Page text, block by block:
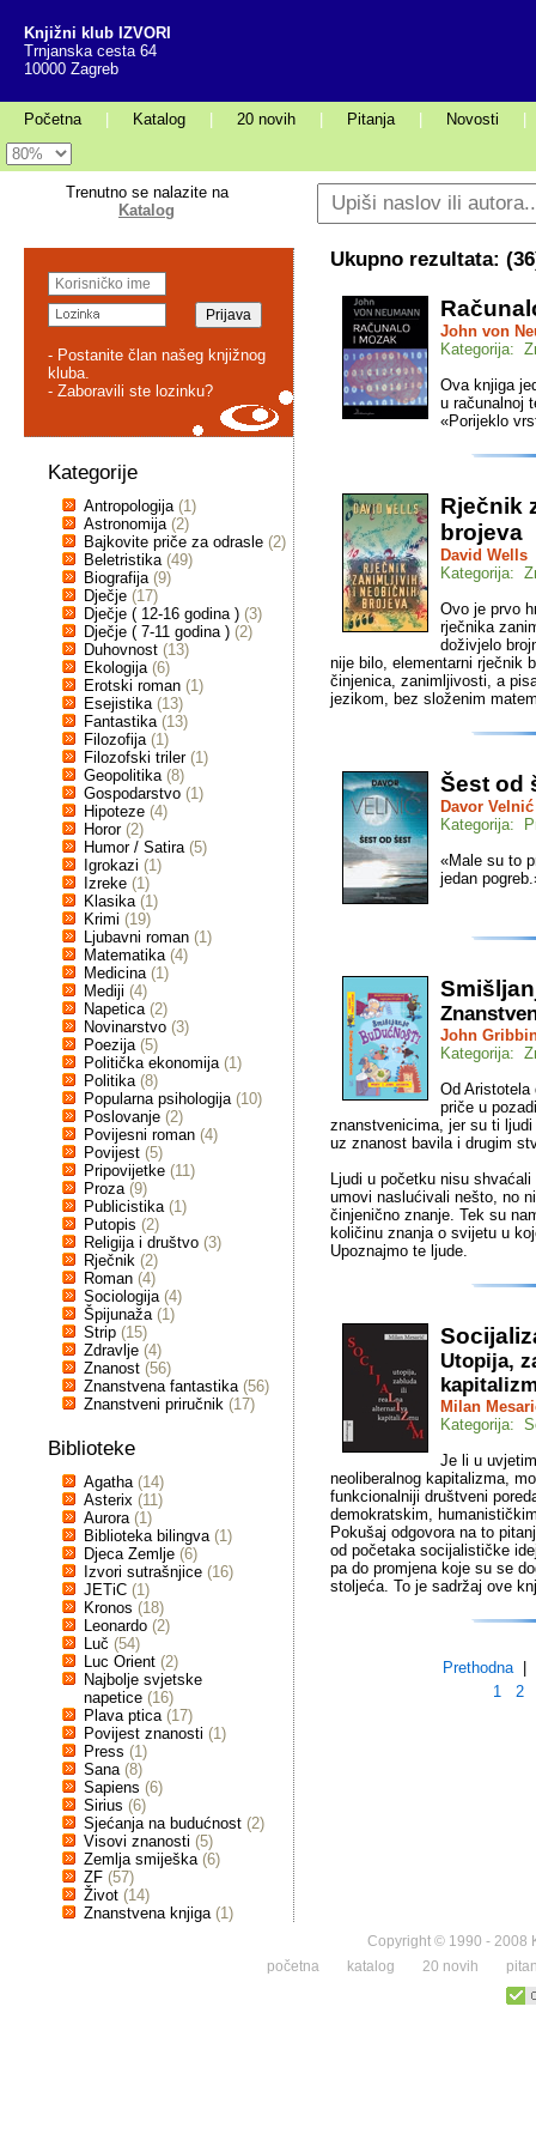
Knjižni klub IZVORI
Trnjanska cesta 64
10000 Zagreb
Početna Katalog 20 novih Pitanja Novosti
Trenutno se nalazite na
Katalog
- Postanite član našeg knjižnog
kluba.
- Zaboravili ste lozinku?
Kategorije
Antropologija (1)
Astronomija (2)
Bajkovite priče za odrasle (2)
Beletristika (49)
Biografija (9)
Dječje (17)
Dječje ( 12-16 godina ) (3)
Dječje ( 7-11 godina ) (2)
Duhovnost (13)
Ekologija (6)
Erotski roman (1)
Esejistika (13)
Fantastika (13)
Filozofija (1)
Filozofski triler (1)
Geopolitika (8)
Gospodarstvo (1)
Hipoteze (4)
Horor (2)
Humor / Satira (5)
Igrokazi (1)
Izreke (1)
Klasika (1)
Krimi (19)
Ljubavni roman (1)
Matematika (4)
Medicina (1)
Mediji (4)
Napetica (2)
Novinarstvo (3)
Poezija (5)
Politička ekonomija (1)
Politika (8)
Popularna psihologija (10)
Poslovanje (2)
Povijesni roman (4)
Povijest (5)
Pripovijetke (11)
Proza (9)
Publicistika (1)
Putopis (2)
Religija i društvo (3)
Rječnik (2)
Roman (4)
Sociologija (4)
Špijunaža (1)
Strip (15)
Zdravlje (4)
Znanost (56)
Znanstvena fantastika (56)
Znanstveni priručnik (17)
Biblioteke
Agatha (14)
Asterix (11)
Aurora (1)
Biblioteka bilingva (1)
Djeca Zemlje (6)
Izvori sutrašnjice (16)
JETiC (1)
Kronos (18)
Leonardo (2)
Luč (54)
Luc Orient (2)
Najbolje svjetske
napetice (16)
Plava ptica (17)
Povijest znanosti (1)
Press (1)
Sana (8)
Sapiens (6)
Sirius (6)
Sjećanja na budućnost (2)
Visovi znanosti (5)
Zemlja smiješka (6)
ZF (57)
Život (14)
Znanstvena knjiga (1)
Ukupno rezultata: (36
John von
Kategorija:
Ova knjiga
u računalnoj
«Porijeklo
Rječnik
brojeva
David Wells
Kategorija:
Ovo je prvo
rječnika
doživjelo
nije bilo, elementarni rječnik
činjenica, zanimljivosti, a
jezikom, bez složenim
Šest od
Davor Velnić
Kategorija:
«Male su to
jedan
John
Kategorija:
Od Aristotela
priče u
znanstvenicima, jer su ti
uz znanost bavila i drugim
Ljudi u početku nisu
umovi naslućivali nešto, no
činjenično znanje. Tek su
količinu znanja o svijetu u
Upoznajmo te ljude.
Utopija,
Milan
Kategorija:
Je li u
neoliberalnog kapitalizma,
funkcionalniji društveni
demokratskim,
Pokušaj odgovora na to
od početaka socijalističke
pa do promjena koje su se
stoljeća. To je sadržaj ove
Prethodna|
1
2
Copyright © 1990 - 2008
početna
katalog 20 novih